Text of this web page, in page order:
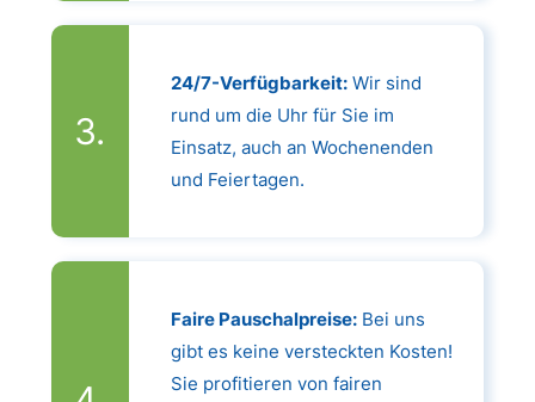
24/7-Verfügbarkeit:Wir sind
rund um die Uhr für Sie im
Einsatz, auch an Wochenenden
und Feiertagen.
Faire Pauschalpreise:Bei uns
gibt es keine versteckten Kosten!
Sie profitieren von fairen